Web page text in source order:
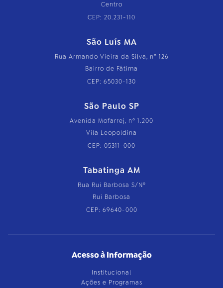
Centro
CEP: 20.231-110
São Luís MA
Rua Armando Vieira da Silva, nº 126
Bairro de Fátima
CEP: 65030-130
São Paulo SP
Avenida Mofarrej, nº 1.200
Vila Leopoldina
CEP: 05311-000
Tabatinga AM
Rua Rui Barbosa S/Nº
Rui Barbosa
CEP: 69640-000
Acesso à Informação
Institucional
Ações e Programas